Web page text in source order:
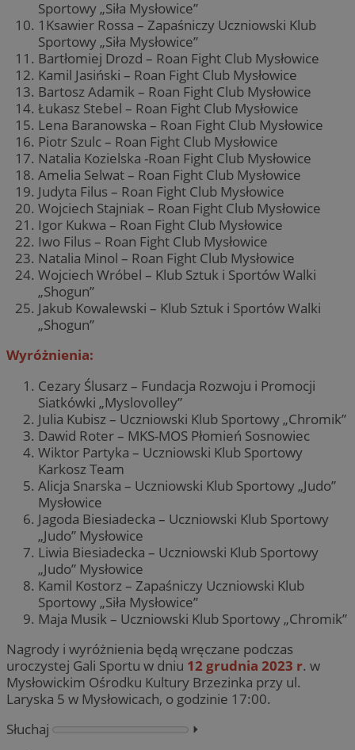
Sportowy „Siła Mysłowice”
1Ksawier Rossa – Zapaśniczy Uczniowski Klub
Sportowy „Siła Mysłowice”
Bartłomiej Drozd – Roan Fight Club Mysłowice
Kamil Jasiński – Roan Fight Club Mysłowice
Bartosz Adamik – Roan Fight Club Mysłowice
Łukasz Stebel – Roan Fight Club Mysłowice
Lena Baranowska – Roan Fight Club Mysłowice
Piotr Szulc – Roan Fight Club Mysłowice
Natalia Kozielska -Roan Fight Club Mysłowice
Amelia Selwat – Roan Fight Club Mysłowice
Judyta Filus – Roan Fight Club Mysłowice
Wojciech Stajniak – Roan Fight Club Mysłowice
Igor Kukwa – Roan Fight Club Mysłowice
Iwo Filus – Roan Fight Club Mysłowice
Natalia Minol – Roan Fight Club Mysłowice
Wojciech Wróbel – Klub Sztuk i Sportów Walki
„Shogun’’
Jakub Kowalewski – Klub Sztuk i Sportów Walki
„Shogun’’
Wyróżnienia:
Cezary Ślusarz – Fundacja Rozwoju i Promocji
Siatkówki „Myslovolley”
Julia Kubisz – Uczniowski Klub Sportowy „Chromik”
Dawid Roter – MKS-MOS Płomień Sosnowiec
Wiktor Partyka – Uczniowski Klub Sportowy
Karkosz Team
Alicja Snarska – Uczniowski Klub Sportowy „Judo”
Mysłowice
Jagoda Biesiadecka – Uczniowski Klub Sportowy
„Judo” Mysłowice
Liwia Biesiadecka – Uczniowski Klub Sportowy
„Judo” Mysłowice
Kamil Kostorz – Zapaśniczy Uczniowski Klub
Sportowy „Siła Mysłowice”
Maja Musik – Uczniowski Klub Sportowy „Chromik”
Nagrody i wyróżnienia będą wręczane podczas
uroczystej Gali Sportu w dniu 12 grudnia 2023 r. w
Mysłowickim Ośrodku Kultury Brzezinka przy ul.
Laryska 5 w Mysłowicach, o godzinie 17:00.
Słuchaj
⏵︎